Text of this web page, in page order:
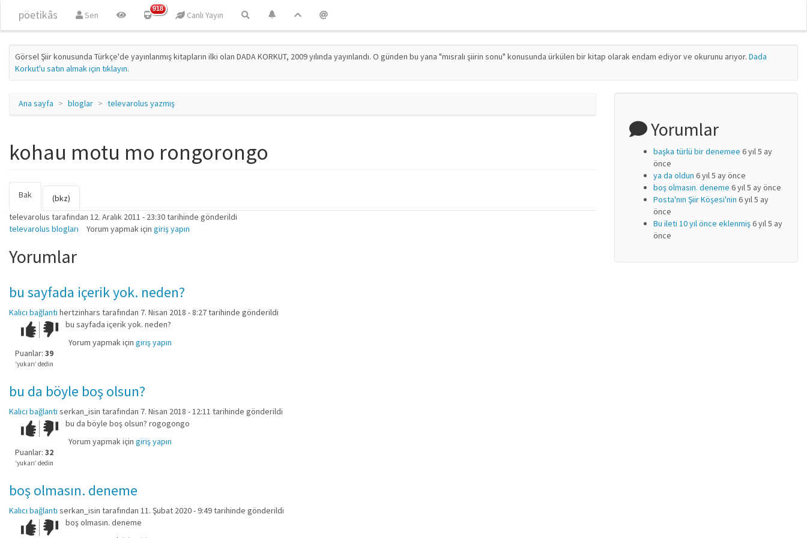
pöetikâs Sen
918
Canlı Yayın
Görsel Şiir konusunda Türkçe'de yayınlanmış kitapların ilki olan DADA KORKUT, 2009 yılında yayınlandı. O günden bu yana "mısralı şiirin sonu" konusunda ürkülen bir kitap olarak endam ediyor ve okurunu arıyor. Dada
Korkut'u satın almak için tıklayın.
Ana sayfa bloglar televarolus yazmış
kohau motu mo rongorongo
Birincil sekmeler
Bak
sekme)
(bkz)
televarolus tarafından 12. Aralık 2011 - 23:30 tarihinde gönderildi
televarolus blogları
Yorum yapmak için giriş yapın
Yorumlar
bu sayfada içerik yok. neden?
Kalıcı bağlantı hertzinhars tarafından 7. Nisan 2018 - 8:27 tarihinde gönderildi
Çok iyi!O
kadar
iyi
değil!
Puanlar: 39
‘yukarı’ dedin
bu sayfada içerik yok. neden?
Yorum yapmak için giriş yapın
bu da böyle boş olsun?
Kalıcı bağlantı serkan_isin tarafından 7. Nisan 2018 - 12:11 tarihinde gönderildi
Çok iyi!O
kadar
iyi
değil!
Puanlar: 32
‘yukarı’ dedin
bu da böyle boş olsun? rogogongo
Yorum yapmak için giriş yapın
boş olmasın. deneme
Kalıcı bağlantı serkan_isin tarafından 11. Şubat 2020 - 9:49 tarihinde gönderildi
Çok iyi!O
boş olmasın. deneme
Yorumlar
başka türlü bir denemee 6 yıl 5 ay
önce
ya da oldun 6 yıl 5 ay önce
boş olmasın. deneme 6 yıl 5 ay önce
Posta'nın Şiir Köşesi'nin 6 yıl 5 ay
önce
Bu ileti 10 yıl önce eklenmiş6 yıl 5 ay
önce